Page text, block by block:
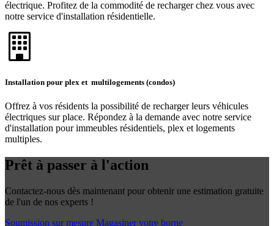
électrique. Profitez de la commodité de recharger chez vous avec
notre service d'installation résidentielle.
Installation pour plex et multilogements (condos)
Offrez à vos résidents la possibilité de recharger leurs véhicules
électriques sur place. Répondez à la demande avec notre service
d'installation pour immeubles résidentiels, plex et logements
multiples.
Prêt à passer à l'action
Contactez-nous dès maintenant pour obtenir une estimation gratuite
de l'un de nos experts !
Soumission sur mesure Magasiner votre borne